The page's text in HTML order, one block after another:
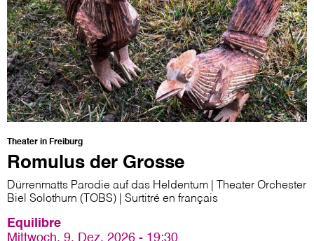
Theater in Freiburg
Romulus der Grosse
Dürrenmatts Parodie auf das Heldentum | Theater Orchester
Biel Solothurn (TOBS) | Surtitré en français
Equilibre
Mittwoch, 9. Dez. 2026 - 19:30